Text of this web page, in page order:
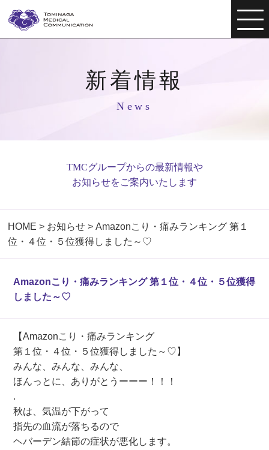
新着情報
News
TMCグループからの最新情報や
お知らせをご案内いたします
HOME > お知らせ >Amazonこり・痛みランキング 第１
位・４位・５位獲得しました～♡
Amazonこり・痛みランキング 第１位・４位・５位獲得
しました～♡
【Amazonこり・痛みランキング
第１位・４位・５位獲得しました～♡】
みんな、みんな、みんな、
ほんっとに、ありがとうーーー！！！
.
秋は、気温が下がって
指先の血流が落ちるので
ヘバーデン結節の症状が悪化します。